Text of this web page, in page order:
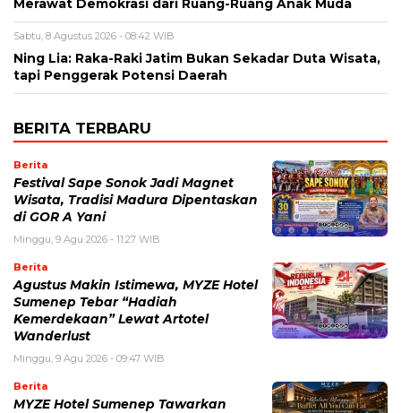
Merawat Demokrasi dari Ruang-Ruang Anak Muda
Sabtu, 8 Agustus 2026 - 08:42 WIB
Ning Lia: Raka-Raki Jatim Bukan Sekadar Duta Wisata,
tapi Penggerak Potensi Daerah
BERITA TERBARU
Berita
Festival Sape Sonok Jadi Magnet
Wisata, Tradisi Madura Dipentaskan
di GOR A Yani
Minggu, 9 Agu 2026 - 11:27 WIB
Berita
Agustus Makin Istimewa, MYZE Hotel
Sumenep Tebar “Hadiah
Kemerdekaan” Lewat Artotel
Wanderlust
Minggu, 9 Agu 2026 - 09:47 WIB
Berita
MYZE Hotel Sumenep Tawarkan